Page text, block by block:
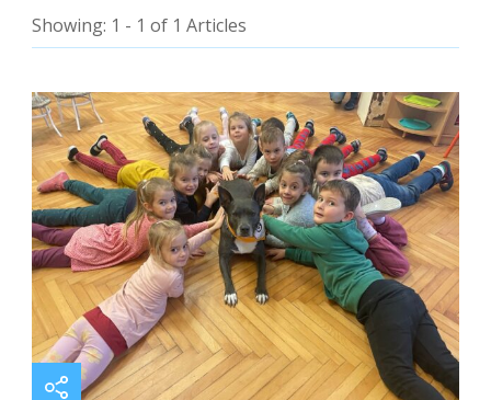
Showing: 1 - 1 of 1 Articles